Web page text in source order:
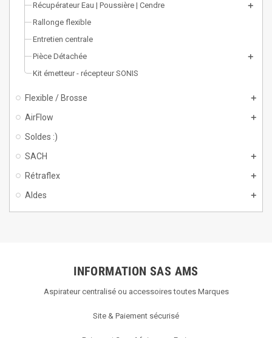
Récupérateur Eau | Poussière | Cendre
Rallonge flexible
Entretien centrale
Pièce Détachée
Kit émetteur - récepteur SONIS
Flexible / Brosse
AirFlow
Soldes :)
SACH
Rétraflex
Aldes
INFORMATION SAS AMS
Aspirateur centralisé ou accessoires toutes Marques
Site & Paiement sécurisé